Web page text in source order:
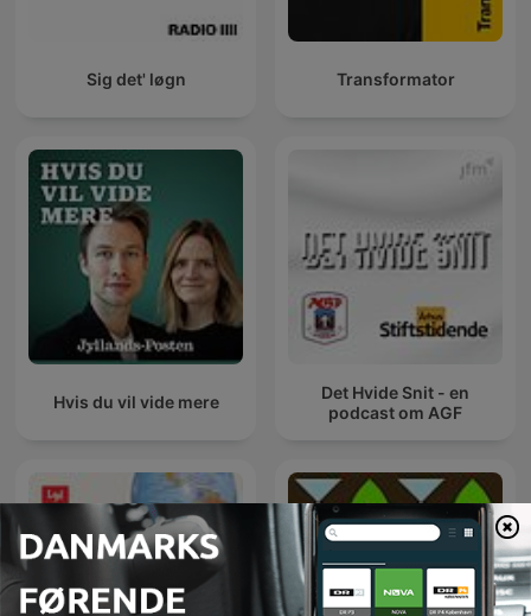
Sig det' løgn Transformator
Hvis du vil vide mere
Det Hvide Snit - en
podcast om AGF